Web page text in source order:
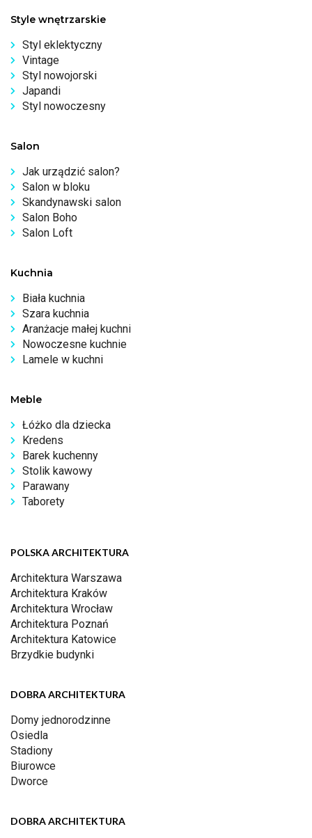
Style wnętrzarskie
Styl eklektyczny
Vintage
Styl nowojorski
Japandi
Styl nowoczesny
Salon
Jak urządzić salon?
Salon w bloku
Skandynawski salon
Salon Boho
Salon Loft
Kuchnia
Biała kuchnia
Szara kuchnia
Aranżacje małej kuchni
Nowoczesne kuchnie
Lamele w kuchni
Meble
Łóżko dla dziecka
Kredens
Barek kuchenny
Stolik kawowy
Parawany
Taborety
POLSKA ARCHITEKTURA
Architektura Warszawa
Architektura Kraków
Architektura Wrocław
Architektura Poznań
Architektura Katowice
Brzydkie budynki
DOBRA ARCHITEKTURA
Domy jednorodzinne
Osiedla
Stadiony
Biurowce
Dworce
DOBRA ARCHITEKTURA